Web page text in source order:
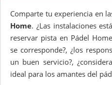
Comparte tu experiencia en
Home. ¿Las instalaciones
reservar pista en Pádel
se corresponde?, ¿los
un buen servicio?,
ideal para los amantes del